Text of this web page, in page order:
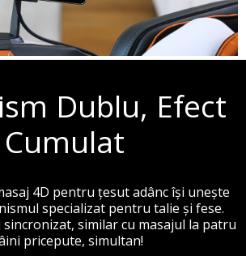
Dublu, Efect
Cumulat
4D pentru țesut adânc își unește
specializat pentru talie și fese.
sincronizat, similar cu masajul la patru
pricepute, simultan!